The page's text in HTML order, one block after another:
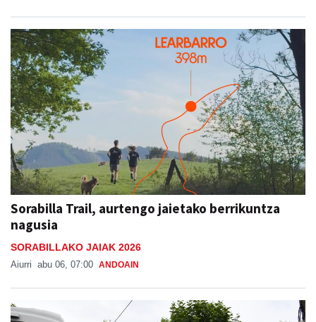
Sorabilla Trail, aurtengo jaietako berrikuntza
nagusia
SORABILLAKO JAIAK 2026
Aiurri abu 06, 07:00 ANDOAIN